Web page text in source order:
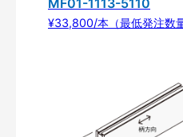
¥33,800/本（最低発注数